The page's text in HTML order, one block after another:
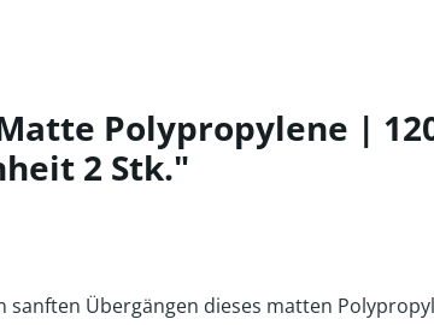
Polypropylene |
2 Stk."
Übergängen dieses matten